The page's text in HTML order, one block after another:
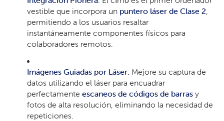
vestible que incorpora un puntero láser de Clase 2
permitiendo a los usuarios resaltar
instantáneamente componentes físicos para
colaboradores remotos.
Imágenes Guiadas por Láser: Mejore su captura de
datos utilizando el láser para encuadrar
perfectamente escaneos de códigos de barras y
fotos de alta resolución, eliminando la necesidad de
repeticiones.